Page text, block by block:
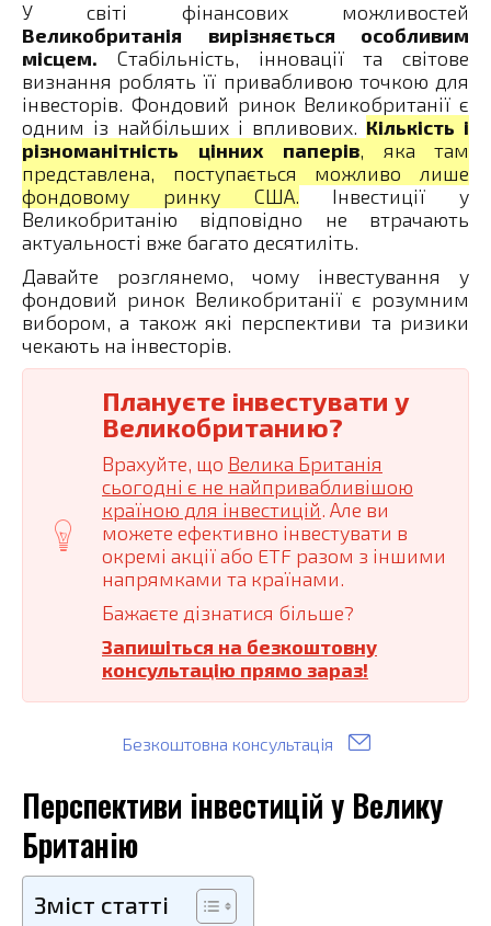
У світі фінансових можливостей
Великобританія вирізняється особливим
місцем. Стабільність, інновації та світове
визнання роблять її привабливою точкою для
інвесторів. Фондовий ринок Великобританії є
одним із найбільших і впливових. Кількість і
різноманітність цінних паперів, яка там
представлена, поступається можливо лише
фондовому ринку США. Інвестиції у
Великобританію відповідно не втрачають
актуальності вже багато десятиліть.
Давайте розглянемо, чому інвестування у
фондовий ринок Великобританії є розумним
вибором, а також які перспективи та ризики
чекають на інвесторів.
Плануєте інвестувати у
Великобританию?
Врахуйте, що Велика Британія
сьогодні є не найпривабливішою
країною для інвестицій. Але ви
можете ефективно інвестувати в
окремі акції або ETF разом з іншими
напрямками та країнами.
Бажаєте дізнатися більше?
Запишіться на безкоштовну
консультацію прямо зараз!
Безкоштовна консультація
Перспективи інвестицій у Велику
Британію
Зміст статті